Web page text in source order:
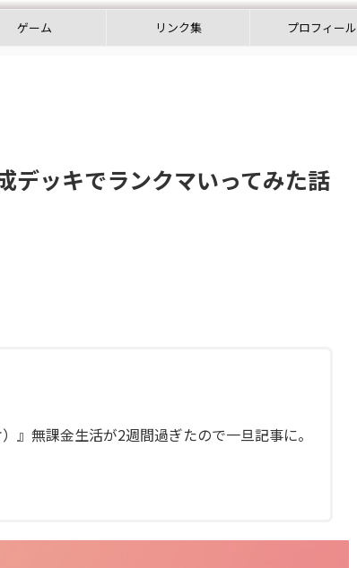
ゲーム リンク集 プロフィール
デッキでランクマいってみた話
』無課金生活が2週間過ぎたので一旦記事に。